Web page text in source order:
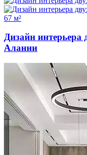
67 м²
Дизайн интерьера
Алании